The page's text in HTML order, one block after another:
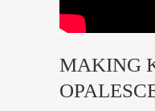
MAKING